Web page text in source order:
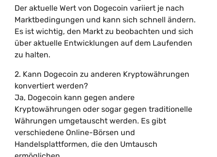
Der aktuelle Wert von Dogecoin variiert je nach
Marktbedingungen und kann sich schnell ändern.
Es ist wichtig, den Markt zu beobachten und sich
über aktuelle Entwicklungen auf dem Laufenden
zu halten.
2. Kann Dogecoin zu anderen Kryptowährungen
konvertiert werden?
Ja, Dogecoin kann gegen andere
Kryptowährungen oder sogar gegen traditionelle
Währungen umgetauscht werden. Es gibt
verschiedene Online-Börsen und
Handelsplattformen, die den Umtausch